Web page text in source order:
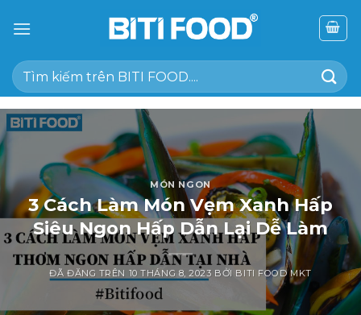
đến
dung
Tìm
kiếm:
MÓN NGON
3 Cách Làm Món Vẹm Xanh Hấp
Siêu Ngon Hấp Dẫn Lại Dễ Làm
ĐÃ ĐĂNG TRÊN 10 THÁNG 8, 2023 BỞI BITI FOOD MKT